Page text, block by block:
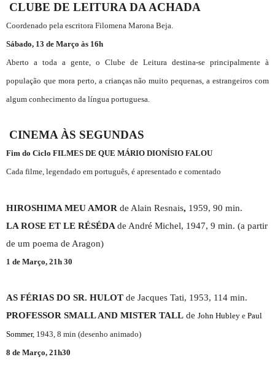
CLUBE DE LEITURA DA ACHADA
Coordenado pela escritora Filomena Marona Beja.
Sábado, 13 de Março às 16h
Aberto a toda a gente, o Clube de Leitura destina-se principalmente à
população que mora perto, a crianças não muito pequenas, a estrangeiros com
algum conhecimento da língua portuguesa.
CINEMA ÀS SEGUNDAS
Fim do Ciclo FILMES DE QUE MÁRIO DIONÍSIO FALOU
Cada filme, legendado em português, é apresentado e comentado
HIROSHIMA MEU AMOR de Alain Resnais, 1959, 90 min.
LA ROSE ET LE RÉSÉDA de André Michel, 1947, 9 min. (a partir
de um poema de Aragon)
1 de Março, 21h 30
AS FÉRIAS DO SR. HULOT de Jacques Tati, 1953, 114 min.
PROFESSOR SMALL AND MISTER TALL de John Hubley e Paul
Sommer, 1943, 8 min (desenho animado)
8 de Março, 21h30